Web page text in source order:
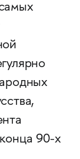
90-х